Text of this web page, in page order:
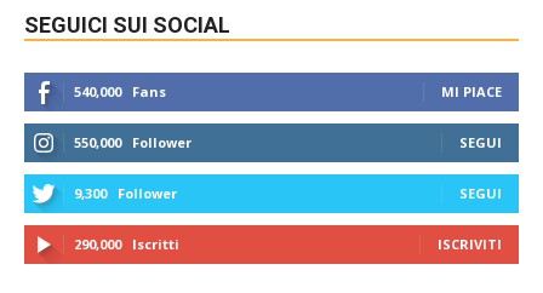
SEGUICI SUI SOCIAL
540,000 Fans MI PIACE
550,000 Follower SEGUI
9,300 Follower SEGUI
290,000 Iscritti ISCRIVITI